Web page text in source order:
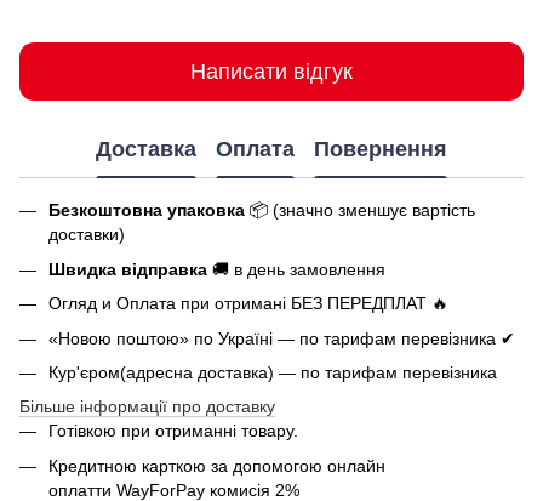
Написати відгук
Доставка Оплата Повернення
Безкоштовна упаковка 📦 (значно зменшує вартість
доставки)
Швидка відправка 🚚 в день замовлення
Огляд и Оплата при отримані БЕЗ ПЕРЕДПЛАТ 🔥
«Новою поштою» по Україні — по тарифам перевізника ✔
Кур'єром(адресна доставка) — по тарифам перевізника
Більше інформації про доставку
Готівкою при отриманні товару.
Кредитною карткою за допомогою онлайн
оплатти WayForPay комисія 2%